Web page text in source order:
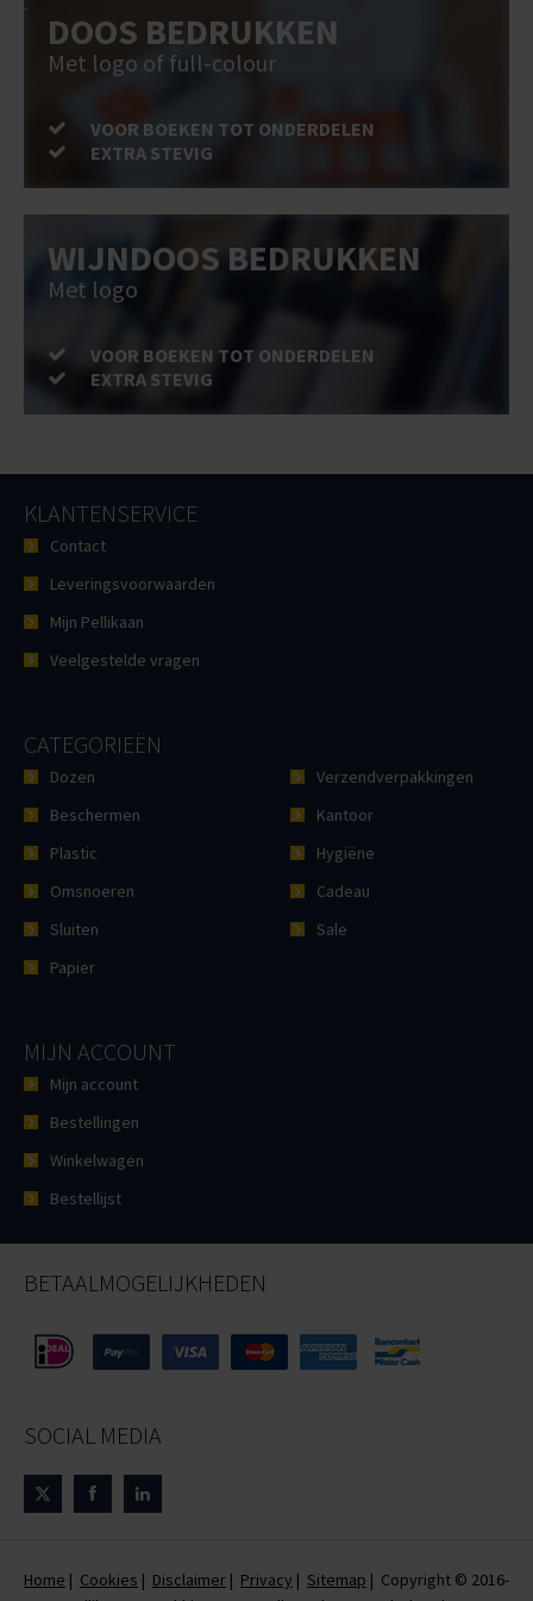
DOOS BEDRUKKEN
Met logo of full-colour
VOOR BOEKEN TOT ONDERDELEN
EXTRA STEVIG
WIJNDOOS BEDRUKKEN
Met logo
VOOR BOEKEN TOT ONDERDELEN
EXTRA STEVIG
KLANTENSERVICE
Contact
Leveringsvoorwaarden
Mijn Pellikaan
Veelgestelde vragen
CATEGORIEËN
Dozen
Beschermen
Plastic
Omsnoeren
Sluiten
Papier
Verzendverpakkingen
Kantoor
Hygiëne
Cadeau
Sale
MIJN ACCOUNT
Mijn account
Bestellingen
Winkelwagen
Bestellijst
BETAALMOGELIJKHEDEN
SOCIAL MEDIA
Home | Cookies | Disclaimer | Privacy | Sitemap | Copyright © 2016-